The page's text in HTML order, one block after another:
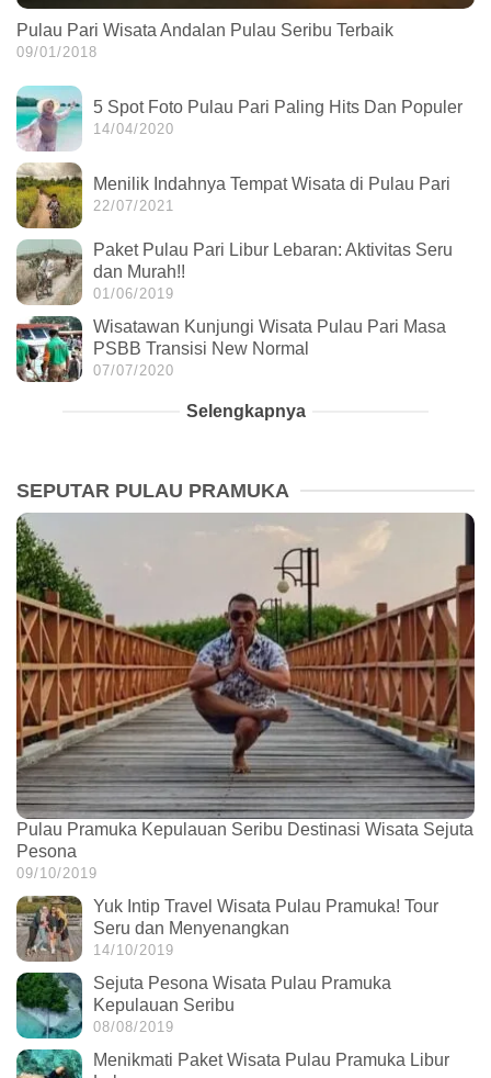
Pulau Pari Wisata Andalan Pulau Seribu Terbaik
09/01/2018
5 Spot Foto Pulau Pari Paling Hits Dan Populer
14/04/2020
Menilik Indahnya Tempat Wisata di Pulau Pari
22/07/2021
Paket Pulau Pari Libur Lebaran: Aktivitas Seru
dan Murah!!
01/06/2019
Wisatawan Kunjungi Wisata Pulau Pari Masa
PSBB Transisi New Normal
07/07/2020
Selengkapnya
SEPUTAR PULAU PRAMUKA
Pulau Pramuka Kepulauan Seribu Destinasi Wisata Sejuta
Pesona
09/10/2019
Yuk Intip Travel Wisata Pulau Pramuka! Tour
Seru dan Menyenangkan
14/10/2019
Sejuta Pesona Wisata Pulau Pramuka
Kepulauan Seribu
08/08/2019
Menikmati Paket Wisata Pulau Pramuka Libur